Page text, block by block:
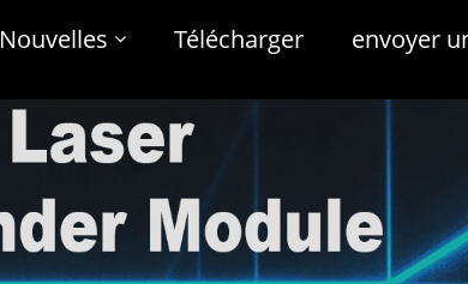
Nouvelles Télécharger envoyer